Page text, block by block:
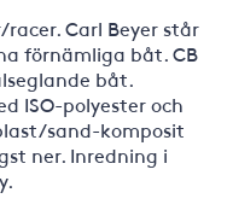
Carl Beyer står
förnämliga båt. CB
båt.
ISO-polyester och
sand-komposit
ner. Inredning i